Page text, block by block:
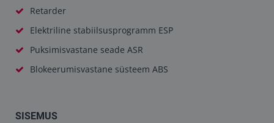
Retarder
Elektriline stabiilsusprogramm ESP
Puksimisvastane seade ASR
Blokeerumisvastane süsteem ABS
SISEMUS